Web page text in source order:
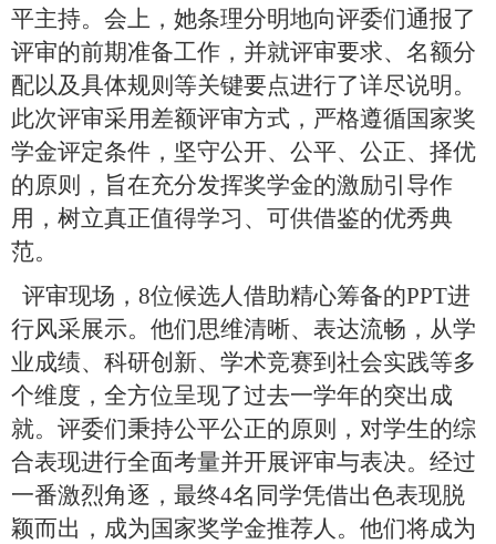
平主持。会上，她条理分明地向评委们通报了
评审的前期准备工作，并就评审要求、名额分
配以及具体规则等关键要点进行了详尽说明。
此次评审采用差额评审方式，严格遵循国家奖
学金评定条件，坚守公开、公平、公正、择优
的原则，旨在充分发挥奖学金的激励引导作
用，树立真正值得学习、可供借鉴的优秀典
范。
评审现场，8位候选人借助精心筹备的PPT进
行风采展示。他们思维清晰、表达流畅，从学
业成绩、科研创新、学术竞赛到社会实践等多
个维度，全方位呈现了过去一学年的突出成
就。评委们秉持公平公正的原则，对学生的综
合表现进行全面考量并开展评审与表决。经过
一番激烈角逐，最终4名同学凭借出色表现脱
颖而出，成为国家奖学金推荐人。他们将成为